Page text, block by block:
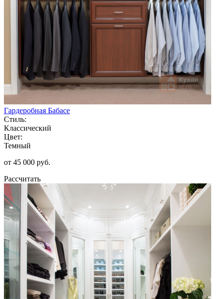
Гардеробная Бабасе
Стиль:
Классический
Цвет:
Темный
от 45 000 руб.
Рассчитать